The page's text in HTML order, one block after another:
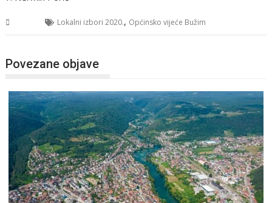
Lokalni izbori 2020., Općinsko vijeće Bužim
Povezane objave